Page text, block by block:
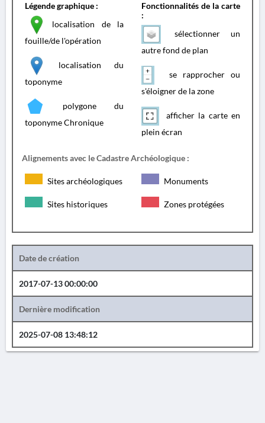
Légende graphique :
localisation de la
fouille/de l'opération
localisation du
toponyme
polygone du
toponyme Chronique
Fonctionnalités de la carte
:
sélectionner un
autre fond de plan
se rapprocher ou
s'éloigner de la zone
afficher la carte en
plein écran
Alignements avec le Cadastre Archéologique :
Sites archéologiques Monuments
Sites historiques Zones protégées
Date de création
2017-07-13 00:00:00
Dernière modification
2025-07-08 13:48:12